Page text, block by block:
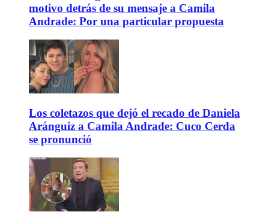
motivo detrás de su mensaje a Camila
Andrade: Por una particular propuesta
Los coletazos que dejó el recado de Daniela
Aránguiz a Camila Andrade: Cuco Cerda
se pronunció